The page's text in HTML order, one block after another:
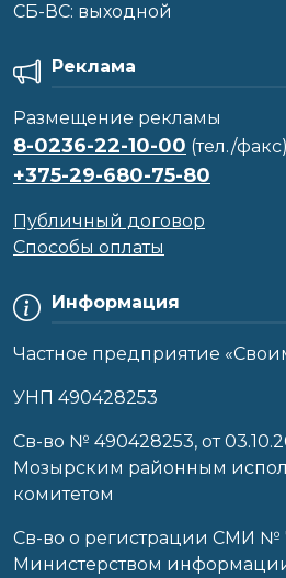
CБ-ВС: выходной
Информация
Частное предприятие
УНП 490428253
Cв-во № 490428253, от
Мозырским районным
комитетом
Св-во о регистрации СМИ №
Министерством
Реклама
Размещение рекламы
8-0236-22-10-00 (тел./факс)
+375-29-680-75-80
Публичный договор
Способы оплаты